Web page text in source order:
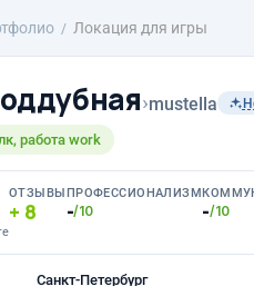
Локация для игры
›mustella
работа work
ОТЗЫВЫ
8
ПРОФЕССИОНАЛИЗМ
-/10 -/10
Санкт-Петербург